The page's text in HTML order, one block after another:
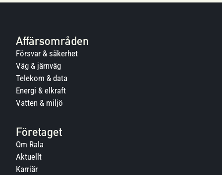
Affärsområden
Försvar & säkerhet
Väg & järnväg
Telekom & data
Energi & elkraft
Vatten & miljö
Företaget
Om Rala
Aktuellt
Karriär